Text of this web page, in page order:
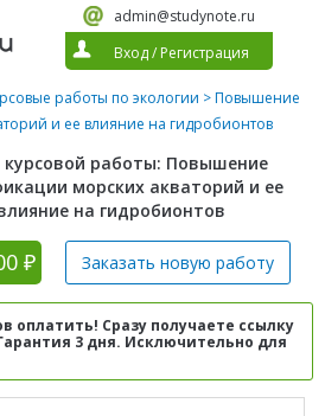
admin@studynote.ru
Вход/ Регистрация
работы по экологии > Повышение
и ее влияние на гидробионтов
работы: Повышение
морских акваторий и ее
на гидробионтов
₽ Заказать новую работу
оплатить! Сразу получаете ссылку
3 дня. Исключительно для